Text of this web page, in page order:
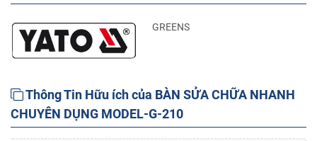
GREENS
Thông Tin Hữu ích của BÀN SỬA CHỮA NHANH
CHUYÊN DỤNG MODEL-G-210